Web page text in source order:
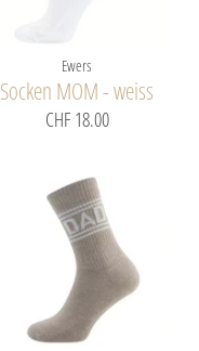
Ewers
Socken MOM - weiss
CHF 18.00